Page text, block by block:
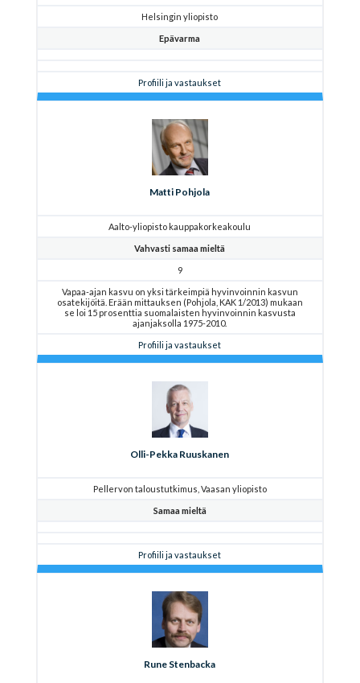
Helsingin yliopisto
Epävarma
Profiili ja vastaukset
Matti Pohjola
Aalto-yliopisto kauppakorkeakoulu
Vahvasti samaa mieltä
9
Vapaa-ajan kasvu on yksi tärkeimpiä hyvinvoinnin kasvun
osatekijöitä. Erään mittauksen (Pohjola, KAK 1/2013) mukaan
se loi 15 prosenttia suomalaisten hyvinvoinnin kasvusta
ajanjaksolla 1975-2010.
Profiili ja vastaukset
Olli-Pekka Ruuskanen
Pellervon taloustutkimus, Vaasan yliopisto
Samaa mieltä
Profiili ja vastaukset
Rune Stenbacka